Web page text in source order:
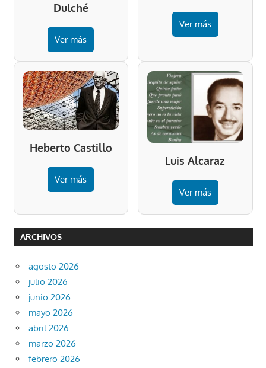
Dulché
Ver más
Ver más
Heberto Castillo
Ver más
Luis Alcaraz
Ver más
ARCHIVOS
agosto 2026
julio 2026
junio 2026
mayo 2026
abril 2026
marzo 2026
febrero 2026